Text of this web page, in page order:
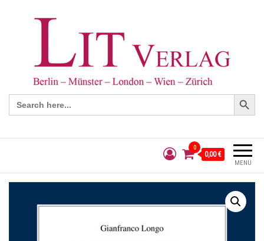
Search
for:
Search Button
MENÜ
0
0,00 €